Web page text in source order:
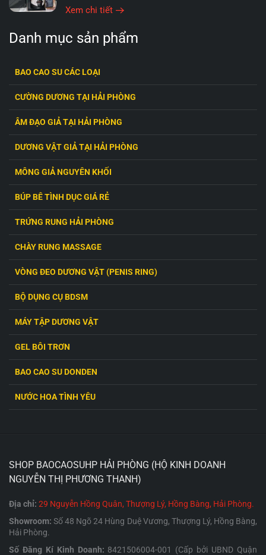
Xem chi tiết
Danh mục sản phẩm
BAO CAO SU CÁC LOẠI
CƯỜNG DƯƠNG TẠI HẢI PHÒNG
ÂM ĐẠO GIẢ TẠI HẢI PHÒNG
DƯƠNG VẬT GIẢ TẠI HẢI PHÒNG
MÔNG GIẢ NGUYÊN KHỐI
BÚP BÊ TÌNH DỤC GIÁ RẺ
TRỨNG RUNG HẢI PHÒNG
CHÀY RUNG MASSAGE
VÒNG ĐEO DƯƠNG VẬT (PENIS RING)
BỘ DỤNG CỤ BDSM
MÁY TẬP DƯƠNG VẬT
GEL BÔI TRƠN
BAO CAO SU DONDEN
NƯỚC HOA TÌNH YÊU
SHOP BAOCAOSUHP HẢI PHÒNG (HỘ KINH DOANH
NGUYỄN THỊ PHƯƠNG THANH)
Địa chỉ: 29 Nguyễn Hồng Quân, Thượng Lý, Hồng Bàng, Hải Phòng.
Showroom: Số 48 Ngõ 24 Hùng Duệ Vương, Thượng Lý, Hồng Bàng,
Hải Phòng.
Số Đăng Kí Kinh Doanh: 8421506004-001 (Cấp bởi UBND Quận